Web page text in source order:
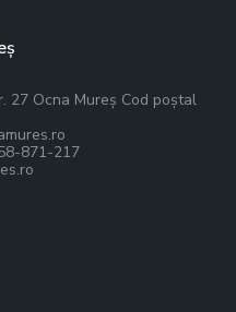
27 Ocna Mureș Cod poștal
871-217